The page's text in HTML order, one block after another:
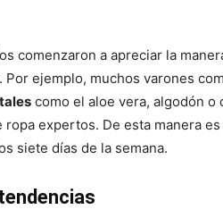
comenzaron a apreciar la
ejemplo, muchos varones
como el aloe vera, algodón o
expertos. De esta manera
siete días de la semana.